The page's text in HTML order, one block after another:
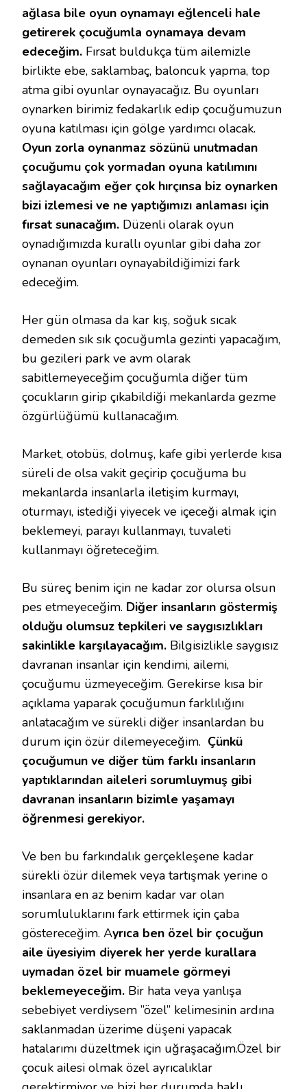
ağlasa bile oyun oynamayı eğlenceli hale
getirerek çocuğumla oynamaya devam
edeceğim. Fırsat buldukça tüm ailemizle
birlikte ebe, saklambaç, baloncuk yapma, top
atma gibi oyunlar oynayacağız. Bu oyunları
oynarken birimiz fedakarlık edip çocuğumuzun
oyuna katılması için gölge yardımcı olacak.
Oyun zorla oynanmaz sözünü unutmadan
çocuğumu çok yormadan oyuna katılımını
sağlayacağım eğer çok hırçınsa biz oynarken
bizi izlemesi ve ne yaptığımızı anlaması için
fırsat sunacağım. Düzenli olarak oyun
oynadığımızda kurallı oyunlar gibi daha zor
oynanan oyunları oynayabildiğimizi fark
edeceğim.
Her gün olmasa da kar kış, soğuk sıcak
demeden sık sık çocuğumla gezinti yapacağım,
bu gezileri park ve avm olarak
sabitlemeyeceğim çocuğumla diğer tüm
çocukların girip çıkabildiği mekanlarda gezme
özgürlüğümü kullanacağım.
Market, otobüs, dolmuş, kafe gibi yerlerde kısa
süreli de olsa vakit geçirip çocuğuma bu
mekanlarda insanlarla iletişim kurmayı,
oturmayı, istediği yiyecek ve içeceği almak için
beklemeyi, parayı kullanmayı, tuvaleti
kullanmayı öğreteceğim.
Bu süreç benim için ne kadar zor olursa olsun
pes etmeyeceğim. Diğer insanların göstermiş
olduğu olumsuz tepkileri ve saygısızlıkları
sakinlikle karşılayacağım. Bilgisizlikle saygısız
davranan insanlar için kendimi, ailemi,
çocuğumu üzmeyeceğim. Gerekirse kısa bir
açıklama yaparak çocuğumun farklılığını
anlatacağım ve sürekli diğer insanlardan bu
durum için özür dilemeyeceğim. Çünkü
çocuğumun ve diğer tüm farklı insanların
yaptıklarından aileleri sorumluymuş gibi
davranan insanların bizimle yaşamayı
öğrenmesi gerekiyor.
Ve ben bu farkındalık gerçekleşene kadar
sürekli özür dilemek veya tartışmak yerine o
insanlara en az benim kadar var olan
sorumluluklarını fark ettirmek için çaba
göstereceğim. Ayrıca ben özel bir çocuğun
aile üyesiyim diyerek her yerde kurallara
uymadan özel bir muamele görmeyi
beklemeyeceğim. Bir hata veya yanlışa
sebebiyet verdiysem ”özel” kelimesinin ardına
saklanmadan üzerime düşeni yapacak
hatalarımı düzeltmek için uğraşacağım.Özel bir
çocuk ailesi olmak özel ayrıcalıklar